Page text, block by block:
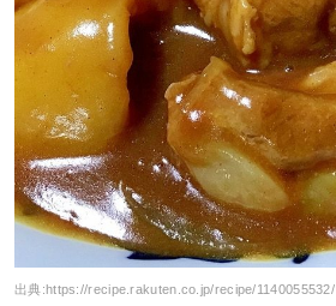
出典:https://recipe.rakuten.co.jp/recipe/1140055532/